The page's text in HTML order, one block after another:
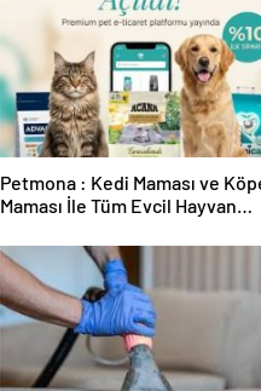
Petmona : Kedi Maması ve
Maması İle Tüm Evcil Hayvan